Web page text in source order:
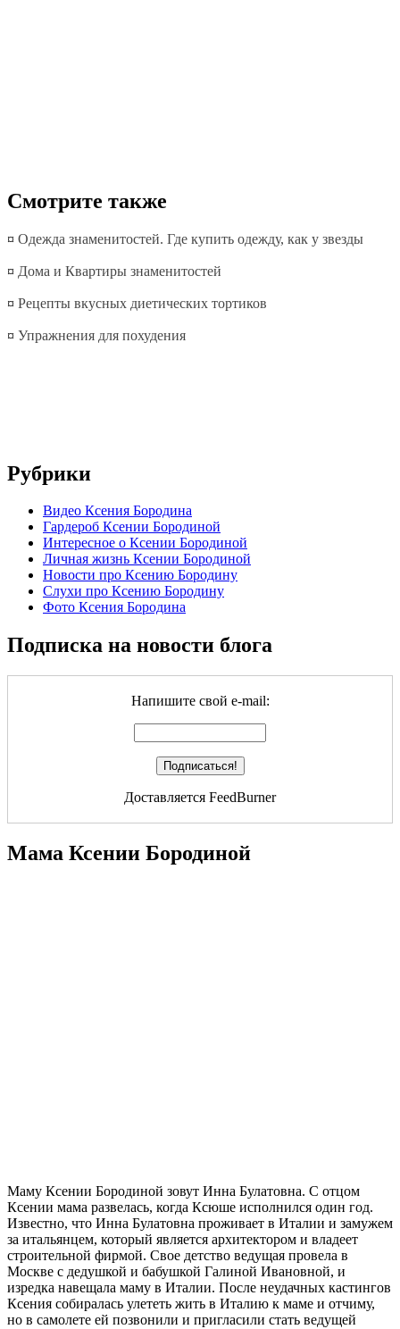
Смотрите также
¤ Одежда знаменитостей. Где купить одежду, как у звезды
¤ Дома и Квартиры знаменитостей
¤ Рецепты вкусных диетических тортиков
¤ Упражнения для похудения
Рубрики
Видео Ксения Бородина
Гардероб Ксении Бородиной
Интересное о Ксении Бородиной
Личная жизнь Ксении Бородиной
Новости про Ксению Бородину
Слухи про Ксению Бородину
Фото Ксения Бородина
Подписка на новости блога
Напишите свой e-mail:
Доставляется FeedBurner
Мама Ксении Бородиной
Маму Ксении Бородиной зовут Инна Булатовна. С отцом
Ксении мама развелась, когда Ксюше исполнился один год.
Известно, что Инна Булатовна проживает в Италии и замужем
за итальянцем, который является архитектором и владеет
строительной фирмой. Свое детство ведущая провела в
Москве с дедушкой и бабушкой Галиной Ивановной, и
изредка навещала маму в Италии. После неудачных кастингов
Ксения собиралась улететь жить в Италию к маме и отчиму,
но в самолете ей позвонили и пригласили стать ведущей